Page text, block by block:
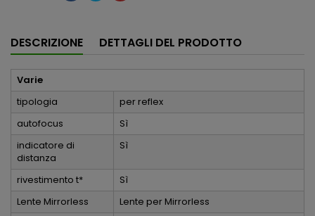
DESCRIZIONE DETTAGLI DEL PRODOTTO
Varie
tipologia
per reflex
autofocus
Sì
indicatore di
distanza
Sì
rivestimento t*
Sì
Lente Mirrorless
Lente per Mirrorless